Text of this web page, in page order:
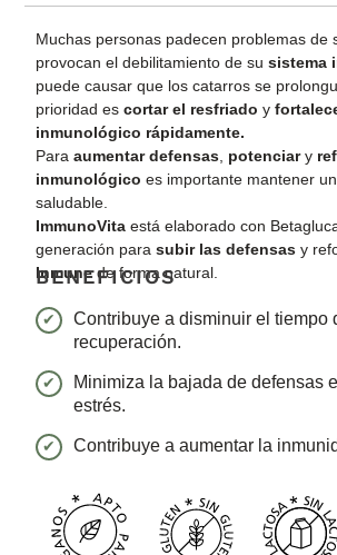
Muchas personas padecen problemas de
provocan el debilitamiento de susistema
puede causar que los catarros se
prioridad escortar el resfriadoy
inmunológico rápidamente.
Paraaumentar defensas potenciary
inmunológicoes importante mantener
saludable.
ImmunoVita está elaborado con
generación parasubir las defensas y
Inmunede forma natural.
BENEFICIOS
Contribuye a disminuir el tiempo
recuperación.
Minimiza la bajada de defensas
estrés.
Contribuye a aumentar la